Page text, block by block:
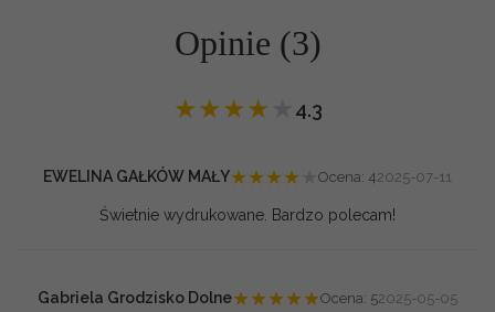
Opinie (3)
★★★★ 4.3
EWELINA GAŁKÓW MAŁY★★★★ Ocena: 42025-07-11
Świetnie wydrukowane. Bardzo polecam!
Gabriela Grodzisko Dolne★★★★★Ocena: 52025-05-05